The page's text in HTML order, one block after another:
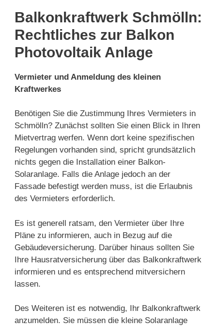
Balkonkraftwerk Schmölln:
Rechtliches zur Balkon
Photovoltaik Anlage
Vermieter und Anmeldung des kleinen
Kraftwerkes
Benötigen Sie die Zustimmung Ihres Vermieters in
Schmölln? Zunächst sollten Sie einen Blick in Ihren
Mietvertrag werfen. Wenn dort keine spezifischen
Regelungen vorhanden sind, spricht grundsätzlich
nichts gegen die Installation einer Balkon-
Solaranlage. Falls die Anlage jedoch an der
Fassade befestigt werden muss, ist die Erlaubnis
des Vermieters erforderlich.
Es ist generell ratsam, den Vermieter über Ihre
Pläne zu informieren, auch in Bezug auf die
Gebäudeversicherung. Darüber hinaus sollten Sie
Ihre Hausratversicherung über das Balkonkraftwerk
informieren und es entsprechend mitversichern
lassen.
Des Weiteren ist es notwendig, Ihr Balkonkraftwerk
anzumelden. Sie müssen die kleine Solaranlage